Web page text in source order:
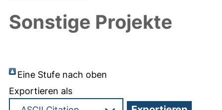
Sonstige Projekte
Eine Stufe nach oben
Exportieren als